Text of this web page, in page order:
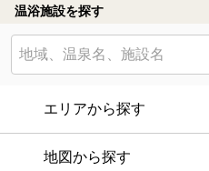
温浴施設を探す
エリアから探す
地図から探す